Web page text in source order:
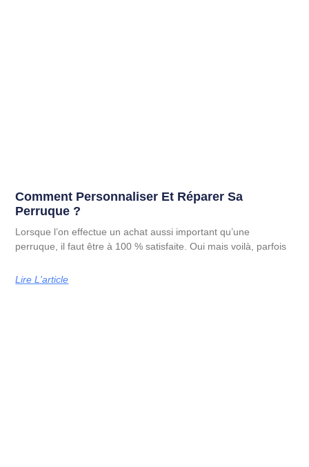
Comment Personnaliser Et Réparer Sa
Perruque ?
Lorsque l’on effectue un achat aussi important qu’une
perruque, il faut être à 100 % satisfaite. Oui mais voilà, parfois
Lire L'article